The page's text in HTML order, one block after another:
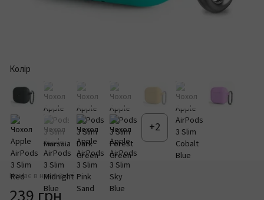
Колір
+2
Немає в наявності